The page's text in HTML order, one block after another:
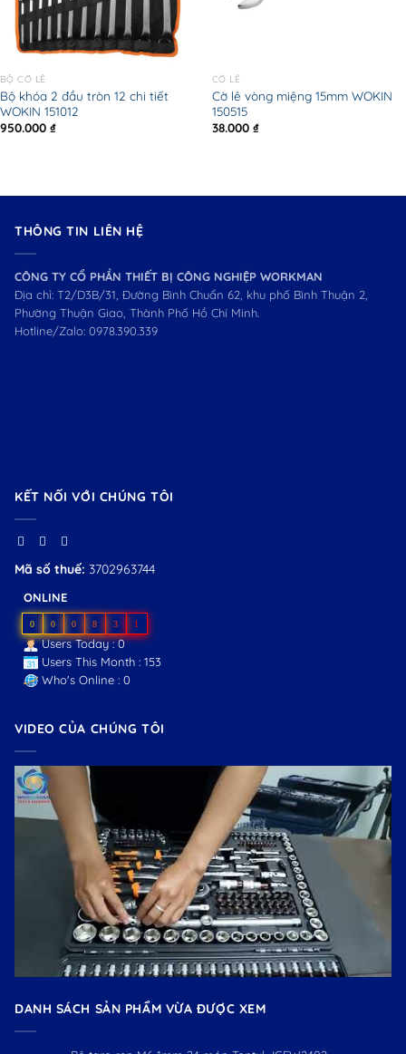
BỘ CỜ LÊ
Bộ khóa 2 đầu tròn 12 chi tiết
WOKIN 151012
950.000 ₫
CỜ LÊ
Cờ lê vòng miệng 15mm WOKIN
150515
38.000 ₫
THÔNG TIN LIÊN HỆ
CÔNG TY CỔ PHẦN THIẾT BỊ CÔNG NGHIỆP WORKMAN
Địa chỉ: T2/D3B/31, Đường Bình Chuẩn 62, khu phố Bình Thuận 2,
Phường Thuận Giao, Thành Phố Hồ Chí Minh.
Hotline/Zalo: 0978.390.339
KẾT NỐI VỚI CHÚNG TÔI
Mã số thuế: 3702963744
ONLINE
0 0 0 8 3 1
Users Today : 0
Users This Month : 153
Who's Online : 0
VIDEO CỦA CHÚNG TÔI
DANH SÁCH SẢN PHẨM VỪA ĐƯỢC XEM